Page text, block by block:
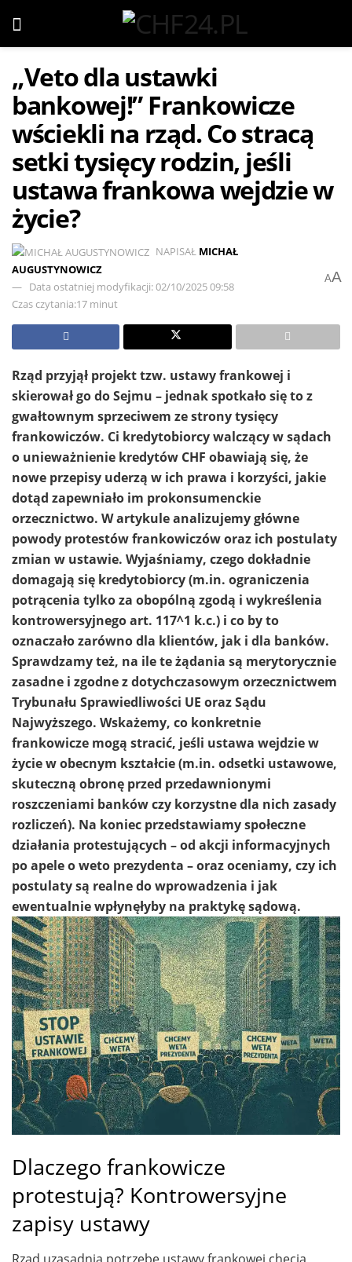
„Veto dla ustawki
bankowej!” Frankowicze
wściekli na rząd. Co stracą
setki tysięcy rodzin, jeśli
ustawa frankowa wejdzie w
życie?
NAPISAŁ MICHAŁ
AUGUSTYNOWICZ
Data ostatniej modyfikacji: 02/10/2025 09:58
Czas czytania:17 minut
AA
Rząd przyjął projekt tzw. ustawy frankowej i
skierował go do Sejmu – jednak spotkało się to z
gwałtownym sprzeciwem ze strony tysięcy
frankowiczów. Ci kredytobiorcy walczący w sądach
o unieważnienie kredytów CHF obawiają się, że
nowe przepisy uderzą w ich prawa i korzyści, jakie
dotąd zapewniało im prokonsumenckie
orzecznictwo. W artykule analizujemy główne
powody protestów frankowiczów oraz ich postulaty
zmian w ustawie. Wyjaśniamy, czego dokładnie
domagają się kredytobiorcy (m.in. ograniczenia
potrącenia tylko za obopólną zgodą i wykreślenia
kontrowersyjnego art. 117^1 k.c.) i co by to
oznaczało zarówno dla klientów, jak i dla banków.
Sprawdzamy też, na ile te żądania są merytorycznie
zasadne i zgodne z dotychczasowym orzecznictwem
Trybunału Sprawiedliwości UE oraz Sądu
Najwyższego. Wskażemy, co konkretnie
frankowicze mogą stracić, jeśli ustawa wejdzie w
życie w obecnym kształcie (m.in. odsetki ustawowe,
skuteczną obronę przed przedawnionymi
roszczeniami banków czy korzystne dla nich zasady
rozliczeń). Na koniec przedstawiamy społeczne
działania protestujących – od akcji informacyjnych
po apele o weto prezydenta – oraz oceniamy, czy ich
postulaty są realne do wprowadzenia i jak
ewentualnie wpłynęłyby na praktykę sądową.
Dlaczego frankowicze
protestują? Kontrowersyjne
zapisy ustawy